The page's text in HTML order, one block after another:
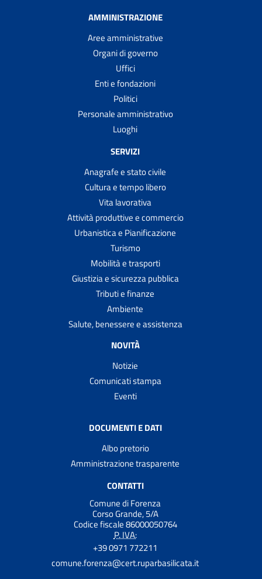
AMMINISTRAZIONE
Aree amministrative
Organi di governo
Uffici
Enti e fondazioni
Politici
Personale amministrativo
Luoghi
SERVIZI
Anagrafe e stato civile
Cultura e tempo libero
Vita lavorativa
Attività produttive e commercio
Urbanistica e Pianificazione
Turismo
Mobilità e trasporti
Giustizia e sicurezza pubblica
Tributi e finanze
Ambiente
Salute, benessere e assistenza
NOVITÀ
Notizie
Comunicati stampa
Eventi
DOCUMENTI E DATI
Albo pretorio
Amministrazione trasparente
CONTATTI
Comune di Forenza
Corso Grande, 5/A
Codice fiscale 86000050764
P. IVA:
+39 0971 772211
comune.forenza@cert.ruparbasilicata.it